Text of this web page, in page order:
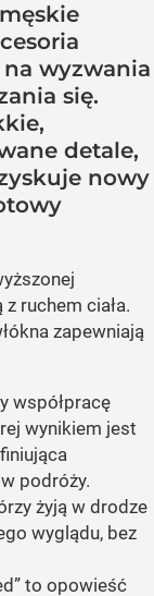
wyzwania
się.
detale,
nowy
ruchem ciała.
zapewniają
współpracę
wynikiem jest
podróży.
żyją w drodze
wyglądu, bez
to opowieść